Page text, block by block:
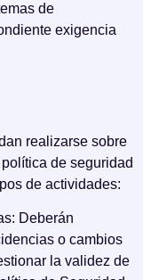
de
exigencia
realizarse sobre
de seguridad
de actividades:
Deberán
o cambios
la validez de